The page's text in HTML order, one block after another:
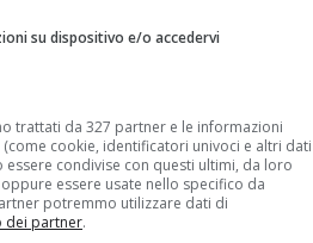
cosa mangiare per farli
capelli crescano troppo
alla ricerca di...
su dispositivo e/o accedervi
trattati da 327 partner e le informazioni
cookie, identificatori univoci e altri dati
condivise con questi ultimi, da loro
essere usate nello specifico da
potremmo utilizzare dati di
dei partner.